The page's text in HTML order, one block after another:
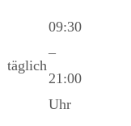
täglich
09:30
–
21:00
Uhr